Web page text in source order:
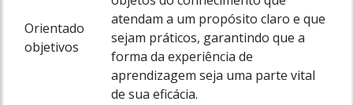
Orientado
objetivos
atendam a um propósito claro e que
sejam práticos, garantindo que a
forma da experiência de
aprendizagem seja uma parte vital
de sua eficácia.